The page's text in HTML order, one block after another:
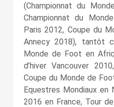
(Championnat du
Championnat du
Paris 2012, Coupe du
Annecy 2018), tantôt
Monde de Foot en
d’hiver Vancouver
Coupe du Monde de
Equestres Mondiaux en
2016 en France, Tour